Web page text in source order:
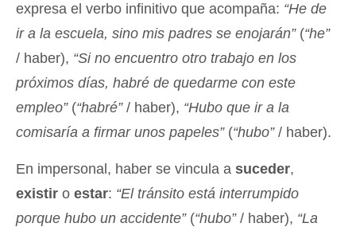
expresa el verbo infinitivo que acompaña: “He de
ir a la escuela, sino mis padres se enojarán”(“he”
/ haber), “Si no encuentro otro trabajo en los
próximos días, habré de quedarme con este
empleo”(“habré”/ haber), “Hubo que ir a la
comisaría a firmar unos papeles”(“hubo”/ haber).
En impersonal, haber se vincula a suceder,
existir o estar: “El tránsito está interrumpido
porque hubo un accidente”(“hubo”/ haber), “La